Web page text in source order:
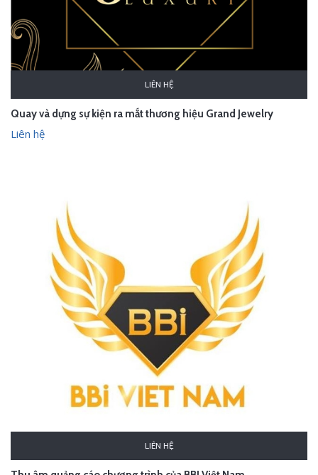
LIÊN HỆ
Quay và dựng sự kiện ra mắt thương hiệu Grand Jewelry
Liên hệ
LIÊN HỆ